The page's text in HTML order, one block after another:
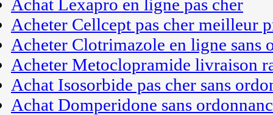
Achat Lexapro en ligne pas cher
Acheter Cellcept pas cher meilleur
Acheter Clotrimazole en ligne sans
Acheter Metoclopramide livraison
Achat Isosorbide pas cher sans
Achat Domperidone sans